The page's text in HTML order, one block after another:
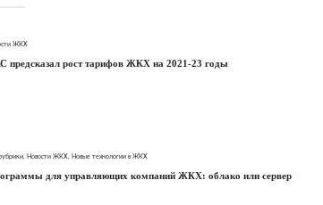
ЖКХ
предсказал рост тарифов ЖКХ на 2021-23 годы
Новости ЖКХ Новые технологии в ЖКХ
для управляющих компаний ЖКХ: облако или сервер